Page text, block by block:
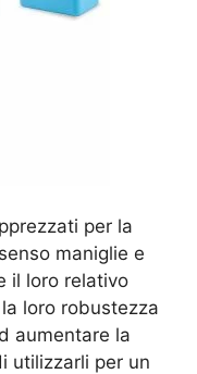
per la
maniglie e
il loro relativo
loro robustezza
aumentare la
utilizzarli per un